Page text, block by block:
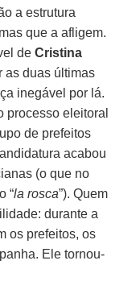
a estrutura
que a afligem.
deCristina
as duas últimas
inegável por lá.
eleitoral
de prefeitos
acabou
(o que no
“la rosca”). Quem
durante a
os prefeitos, os
Ele tornou-